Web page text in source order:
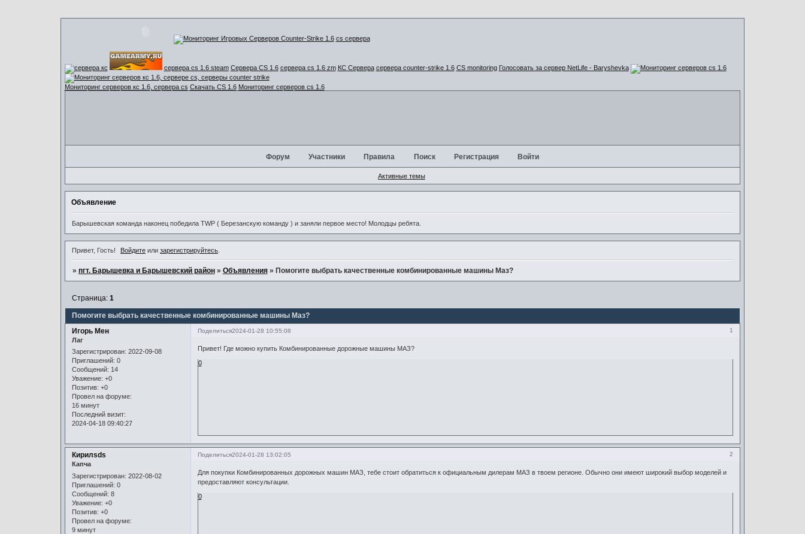
cs сервера
сервера cs 1.6 steam Сервера CS 1.6 сервера cs 1.6 zm КС Сервера сервера counter-strike 1.6 CS monitoring Голосовать за сервер NetLife - Baryshevka
Мониторинг серверов кс 1.6, сервера cs Скачать CS 1.6 Мониторинг серверов cs 1.6
Форум Участники Правила Поиск Регистрация Войти
Активные темы
Объявление
Барышевская команда наконец победила TWP ( Березанскую команду ) и заняли первое место! Молодцы ребята.
Привет, Гость! Войдите илизарегистрируйтесь
» пгт. Барышевка и Барышевский район » Объявления » Помогите выбрать качественные комбинированные машины Маз?
Помогите выбрать качественные комбинированные машины Маз?
Страница: 1
Поделиться 1
2024-01-28 10:55:08
Игорь Мен
Лаг
Зарегистрирован: 2022-09-08
Приглашений: 0
Сообщений: 14
Уважение: +0
Позитив: +0
Провел на форуме:
16 минут
Последний визит:
2024-04-18 09:40:27
Привет! Где можно купить Комбинированные дорожные машины МАЗ?
0
Поделиться 2
2024-01-28 13:02:05
Кирилsds
Капча
Зарегистрирован: 2022-08-02
Приглашений: 0
Сообщений: 8
Уважение: +0
Позитив: +0
Провел на форуме:
9 минут
Для покупки Комбинированных дорожных машин МАЗ, тебе стоит обратиться к официальным дилерам МАЗ в твоем регионе. Обычно они имеют широкий выбор моделей и
предоставляют консультации.
0